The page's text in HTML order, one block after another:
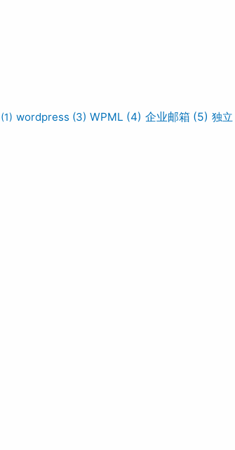
(1) wordpress (3) WPML (4) 企业邮箱 (5) 独立